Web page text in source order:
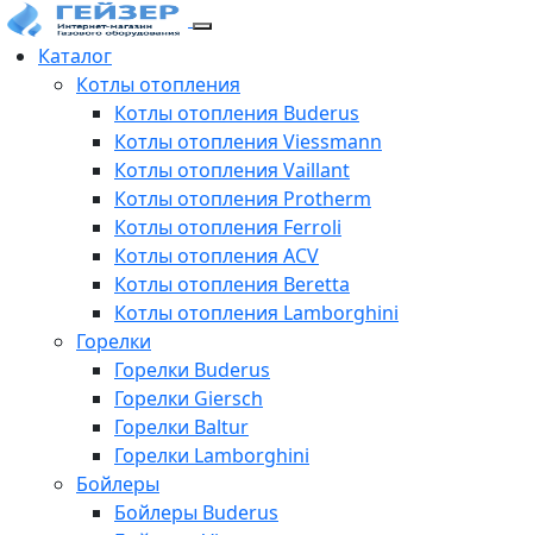
Каталог
Котлы отопления
Котлы отопления Buderus
Котлы отопления Viessmann
Котлы отопления Vaillant
Котлы отопления Protherm
Котлы отопления Ferroli
Котлы отопления ACV
Котлы отопления Beretta
Котлы отопления Lamborghini
Горелки
Горелки Buderus
Горелки Giersch
Горелки Baltur
Горелки Lamborghini
Бойлеры
Бойлеры Buderus